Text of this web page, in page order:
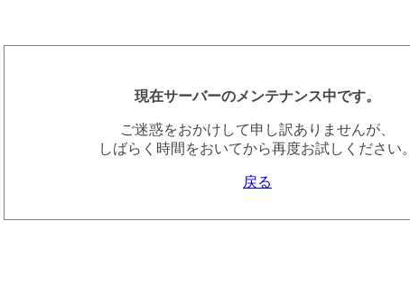
現在サーバーのメンテナンス中です。
ご迷惑をおかけして申し訳ありませんが、
しばらく時間をおいてから再度お試しください。
戻る